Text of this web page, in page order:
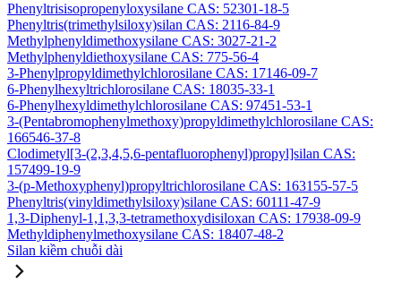
Phenyltrisisopropenyloxysilane CAS: 52301-18-5
Phenyltris(trimethylsiloxy)silan CAS: 2116-84-9
Methylphenyldimethoxysilane CAS: 3027-21-2
Methylphenyldiethoxysilane CAS: 775-56-4
3-Phenylpropyldimethylchlorosilane CAS: 17146-09-7
6-Phenylhexyltrichlorosilane CAS: 18035-33-1
6-Phenylhexyldimethylchlorosilane CAS: 97451-53-1
3-(Pentabromophenylmethoxy)propyldimethylchlorosilane CAS:
166546-37-8
Clodimetyl[3-(2,3,4,5,6-pentafluorophenyl)propyl]silan CAS:
157499-19-9
3-(p-Methoxyphenyl)propyltrichlorosilane CAS: 163155-57-5
Phenyltris(vinyldimethylsiloxy)silane CAS: 60111-47-9
1,3-Diphenyl-1,1,3,3-tetramethoxydisiloxan CAS: 17938-09-9
Methyldiphenylmethoxysilane CAS: 18407-48-2
Silan kiềm chuỗi dài